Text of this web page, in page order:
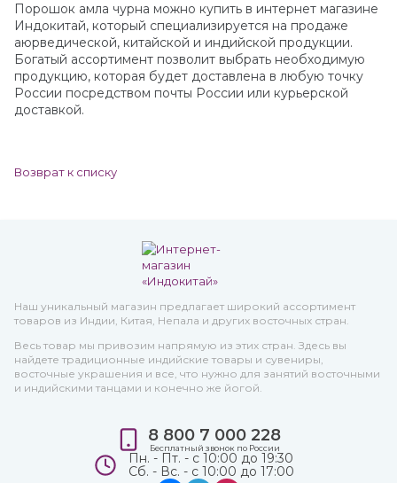
Порошок амла чурна можно купить в интернет магазине
Индокитай, который специализируется на продаже
аюрведической, китайской и индийской продукции.
Богатый ассортимент позволит выбрать необходимую
продукцию, которая будет доставлена в любую точку
России посредством почты России или курьерской
доставкой.
Возврат к списку
Наш уникальный магазин предлагает широкий ассортимент
товаров из Индии, Китая, Непала и других восточных стран.
Весь товар мы привозим напрямую из этих стран. Здесь вы
найдете традиционные индийские товары и сувениры,
восточные украшения и все, что нужно для занятий восточными
и индийскими танцами и конечно же йогой.
8 800 7 000 228
Бесплатный звонок по России
Пн. - Пт. - с 10:00 до 19:30
Сб. - Вс. - с 10:00 до 17:00